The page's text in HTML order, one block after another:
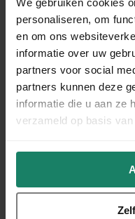
We gebruiken cookies
personaliseren, om
en om ons
informatie over uw
partners voor social
partners kunnen deze
informatie die u aan ze
verzameld op basis